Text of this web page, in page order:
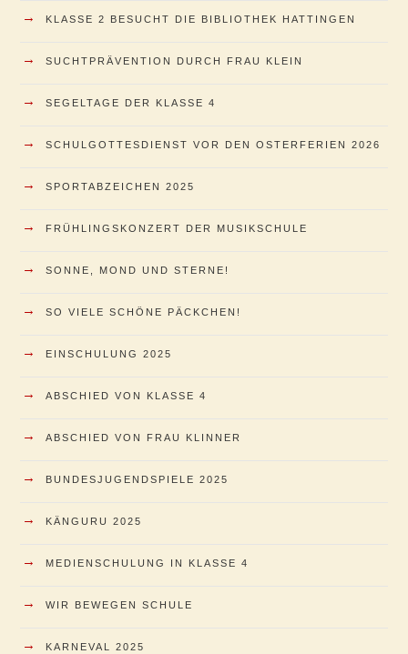
→ KLASSE 2 BESUCHT DIE BIBLIOTHEK HATTINGEN
→ SUCHTPRÄVENTION DURCH FRAU KLEIN
→ SEGELTAGE DER KLASSE 4
→ SCHULGOTTESDIENST VOR DEN OSTERFERIEN 2026
→ SPORTABZEICHEN 2025
→ FRÜHLINGSKONZERT DER MUSIKSCHULE
→ SONNE, MOND UND STERNE!
→ SO VIELE SCHÖNE PÄCKCHEN!
→ EINSCHULUNG 2025
→ ABSCHIED VON KLASSE 4
→ ABSCHIED VON FRAU KLINNER
→ BUNDESJUGENDSPIELE 2025
→ KÄNGURU 2025
→ MEDIENSCHULUNG IN KLASSE 4
→ WIR BEWEGEN SCHULE
→ KARNEVAL 2025